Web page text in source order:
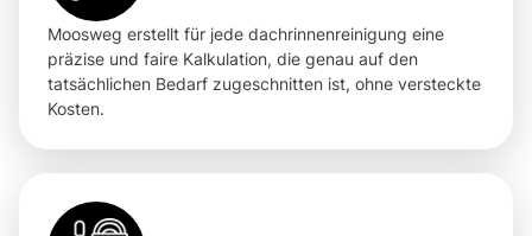
Moosweg erstellt für jede dachrinnenreinigung eine
präzise und faire Kalkulation, die genau auf den
tatsächlichen Bedarf zugeschnitten ist, ohne versteckte
Kosten.